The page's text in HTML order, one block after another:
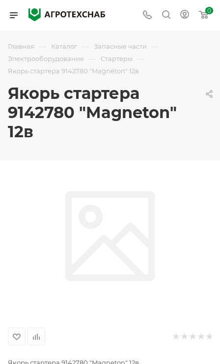
0
Главная — Каталог — Запасные части —
Электрооборудование — Стартеры —
Якорь стартера 9142780 "Magneton" 12в
Якорь стартера
9142780 "Magneton"
12в